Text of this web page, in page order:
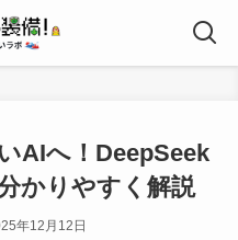
AIへ！DeepSeek
かりやすく解説
年12月12日